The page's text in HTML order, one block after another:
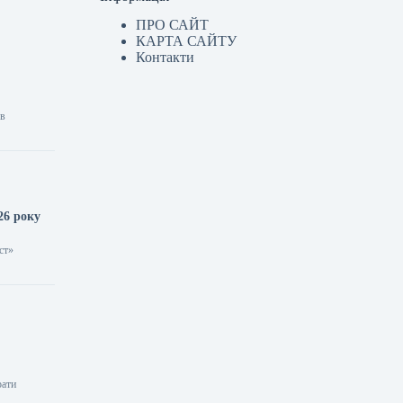
року
ПРО САЙТ
КАРТА САЙТУ
Контакти